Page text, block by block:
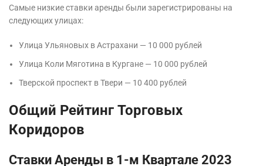
Самые низкие ставки аренды были зарегистрированы на
следующих улицах:
Улица Ульяновых в Астрахани — 10 000 рублей
Улица Коли Мяготина в Кургане — 10 000 рублей
Тверской проспект в Твери — 10 400 рублей
Общий Рейтинг Торговых
Коридоров
Ставки Аренды в 1-м Квартале 2023